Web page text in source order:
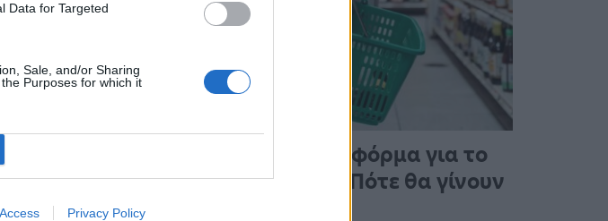
Data for Targeted
Sale, and/or Sharing
Purposes for which it
Privacy Policy
Άνοιξε η πλατφόρμα για το
Market Pass – Πότε θα γίνουν